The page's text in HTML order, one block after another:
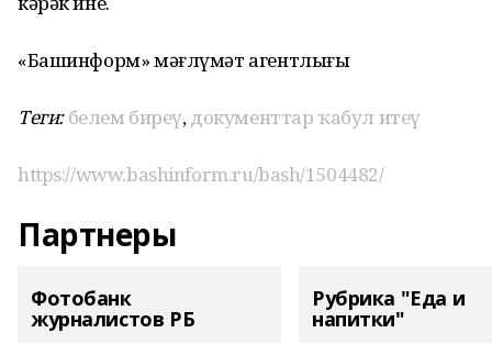
«Башинформ» мәғлүмәт агентлығы
Теги: белем биреү,документтар ҡабул итеү
https://www.bashinform.ru/bash/1504482/
Партнеры
Фотобанк
журналистов РБ
Рубрика "Еда и
напитки"